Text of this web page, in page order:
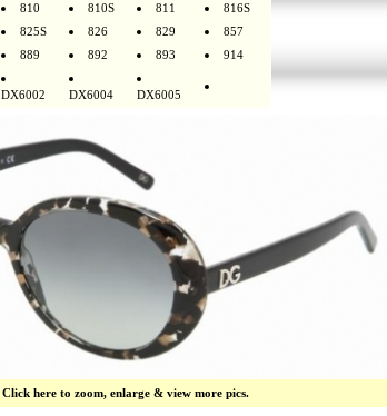
810 810S 811
816S
825S 826 829
857
889 892 893 914
DX6002 DX6004 DX6005
Click here to zoom, enlarge & view more pics.